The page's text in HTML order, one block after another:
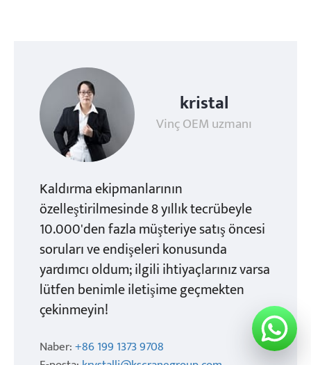
kristal
Vinç OEM uzmanı
Kaldırma ekipmanlarının
özelleştirilmesinde 8 yıllık tecrübeyle
10.000'den fazla müşteriye satış öncesi
soruları ve endişeleri konusunda
yardımcı oldum; ilgili ihtiyaçlarınız varsa
lütfen benimle iletişime geçmekten
çekinmeyin!
Naber:+86 199 1373 9708